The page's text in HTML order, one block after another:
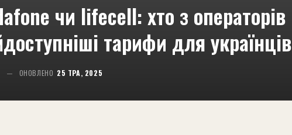
чи lifecell: хто з операторів
тарифи для українців
ОНОВЛЕНО 25 ТРА, 2025